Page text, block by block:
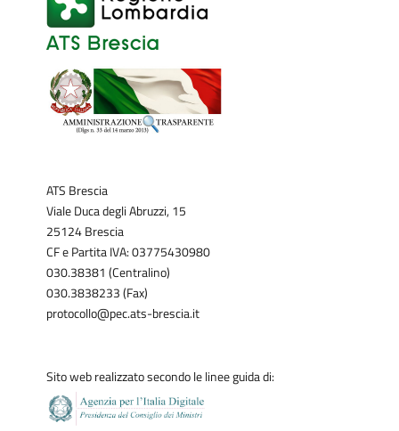
ATS Brescia
Viale Duca degli Abruzzi, 15
25124 Brescia
CF e Partita IVA: 03775430980
030.38381 (Centralino)
030.3838233 (Fax)
protocollo@pec.ats-brescia.it
Sito web realizzato secondo le linee guida di: